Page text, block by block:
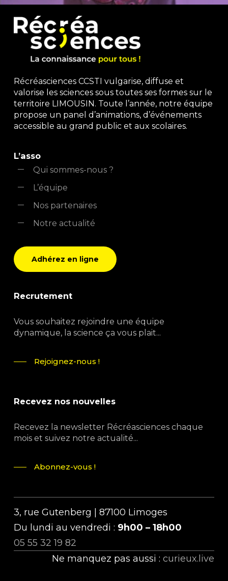
Récréasciences CCSTI vulgarise, diffuse et
valorise les sciences sous toutes ses formes sur le
territoire LIMOUSIN. Toute l’année, notre équipe
propose un panel d’animations, d’événements
accessible au grand public et aux scolaires.
L’asso
Qui sommes-nous ?
L’équipe
Nos partenaires
Notre actualité
Adhérez en ligne
Recrutement
Vous souhaitez rejoindre une équipe
dynamique, la science ça vous plait...
Rejoignez-nous !
Recevez nos nouvelles
Recevez la newsletter Récréasciences chaque
mois et suivez notre actualité...
Abonnez-vous !
3, rue Gutenberg | 87100 Limoges
Du lundi au vendredi : 9h00 – 18h00
05 55 32 19 82
Ne manquez pas aussi :curieux.live